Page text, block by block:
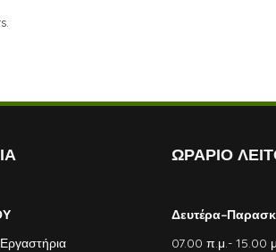
ΩΡΑΡΙΟ
07.00 π.μ.- 15.00